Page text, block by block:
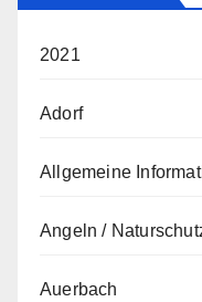
2021
Adorf
Allgemeine
Angeln /
Auerbach